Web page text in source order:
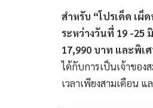
สำหรับ “โปรเด็ด เ
ระหว่างวันที่ 19 -25
17,990 บาท และพิเ
ได้กับการเป็นเจ้าของ
เวลาเพียงสามเดือน แ